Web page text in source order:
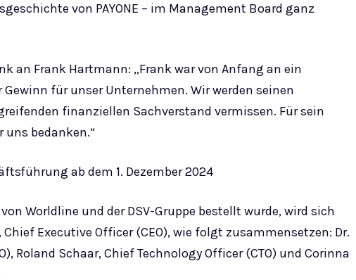
von PAYONE – im Management Board ganz
an Frank Hartmann: „Frank war von Anfang an ein
für unser Unternehmen. Wir werden seinen
finanziellen Sachverstand vermissen. Für sein
bedanken.“
ab dem 1. Dezember 2024
Worldline und der DSV-Gruppe bestellt wurde, wird sich
Executive Officer (CEO), wie folgt zusammensetzen: Dr.
Roland Schaar, Chief Technology Officer (CTO) und Corinna